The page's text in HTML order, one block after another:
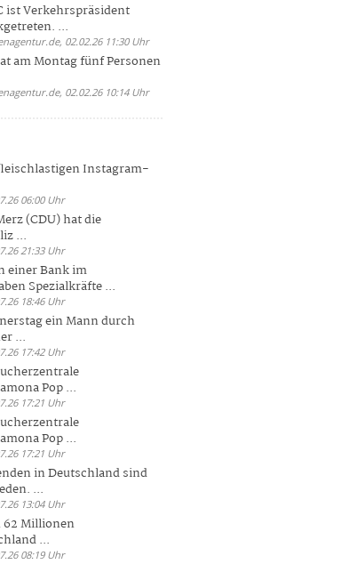
ist Verkehrspräsident
...
02.02.26 11:30 Uhr
am Montag fünf Personen
02.02.26 10:14 Uhr
Instagram-
06:00 Uhr
(CDU) hat die
...
21:33 Uhr
einer Bank im
Spezialkräfte ...
18:46 Uhr
ein Mann durch
...
17:42 Uhr
Pop ...
17:21 Uhr
Pop ...
17:21 Uhr
in Deutschland sind
...
13:04 Uhr
62 Millionen
...
08:19 Uhr